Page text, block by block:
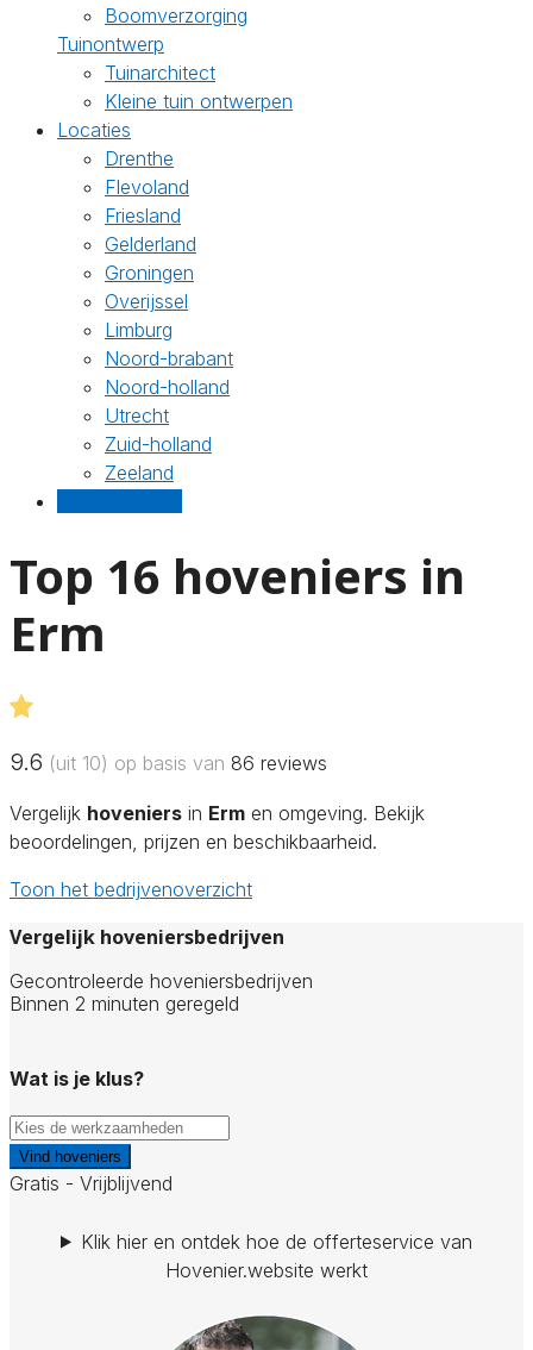
Boomverzorging
Tuinontwerp
Tuinarchitect
Kleine tuin ontwerpen
Locaties
Drenthe
Flevoland
Friesland
Gelderland
Groningen
Overijssel
Limburg
Noord-brabant
Noord-holland
Utrecht
Zuid-holland
Zeeland
Top 16 hoveniers in
Erm
9.6 (uit 10) op basis van 86 reviews
Vergelijk hoveniers in Erm en omgeving. Bekijk
beoordelingen, prijzen en beschikbaarheid.
Toon het bedrijvenoverzicht
Vergelijk hoveniersbedrijven
Gecontroleerde hoveniersbedrijven
Binnen 2 minuten geregeld
Wat is je klus?
Vind hoveniers
Gratis - Vrijblijvend
Klik hier en ontdek hoe de offerteservice van
Hovenier.website werkt